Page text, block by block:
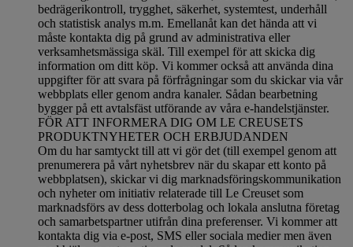
bedrägerikontroll, trygghet, säkerhet, systemtest, underhåll
och statistisk analys m.m. Emellanåt kan det hända att vi
måste kontakta dig på grund av administrativa eller
verksamhetsmässiga skäl. Till exempel för att skicka dig
information om ditt köp. Vi kommer också att använda dina
uppgifter för att svara på förfrågningar som du skickar via vår
webbplats eller genom andra kanaler. Sådan bearbetning
bygger på ett avtalsfäst utförande av våra e-handelstjänster.
FÖR ATT INFORMERA DIG OM LE CREUSETS
PRODUKTNYHETER OCH ERBJUDANDEN
Om du har samtyckt till att vi gör det (till exempel genom att
prenumerera på vårt nyhetsbrev när du skapar ett konto på
webbplatsen), skickar vi dig marknadsföringskommunikation
och nyheter om initiativ relaterade till Le Creuset som
marknadsförs av dess dotterbolag och lokala anslutna företag
och samarbetspartner utifrån dina preferenser. Vi kommer att
kontakta dig via e-post, SMS eller sociala medier men även